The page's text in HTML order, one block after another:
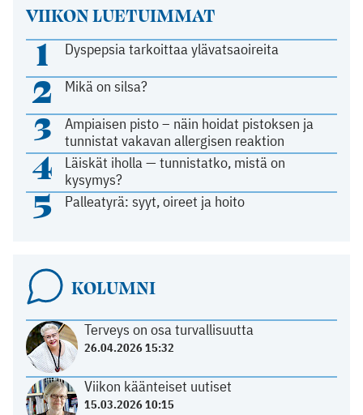
VIIKON LUETUIMMAT
1 Dyspepsia tarkoittaa ylävatsaoireita
2 Mikä on silsa?
3
Ampiaisen pisto – näin hoidat pistoksen ja
tunnistat vakavan allergisen reaktion
4
Läiskät iholla — tunnistatko, mistä on
kysymys?
5 Palleatyrä: syyt, oireet ja hoito
KOLUMNI
Terveys on osa turvallisuutta
26.04.2026 15:32
Viikon käänteiset uutiset
15.03.2026 10:15